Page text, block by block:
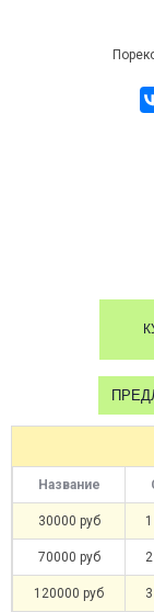
Название
30000 руб
70000 руб
120000 руб